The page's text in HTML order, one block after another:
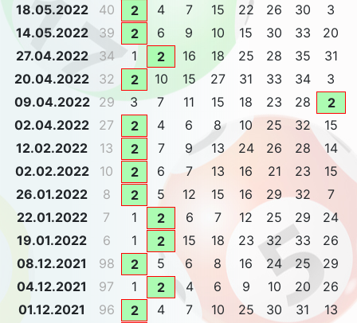
18.05.2022
40 2 4 7 15 22 26 30
3
14.05.2022
39 2 6 9 10 15 30 33
20
27.04.2022
34 1 2 16 18 25 28 35
31
20.04.2022
32 2 10 15 27 31 33 34
3
09.04.2022
29 3 7 11 15 18 23 28
2
02.04.2022
27 2 4 6 8 10 25 32
15
12.02.2022
13 2 7 9 13 24 26 28
14
02.02.2022
10 2 6 7 13 16 21 23
15
26.01.2022
8 2 5 12 15 16 29 32
7
22.01.2022
7 1 2 6 7 12 25 29
24
19.01.2022
6 1 2 15 18 23 32 33
26
08.12.2021
98 2 5 6 8 16 24 25
29
04.12.2021
97 1 2 4 6 9 10 20
26
01.12.2021
96 2 4 7 10 25 30 31
13